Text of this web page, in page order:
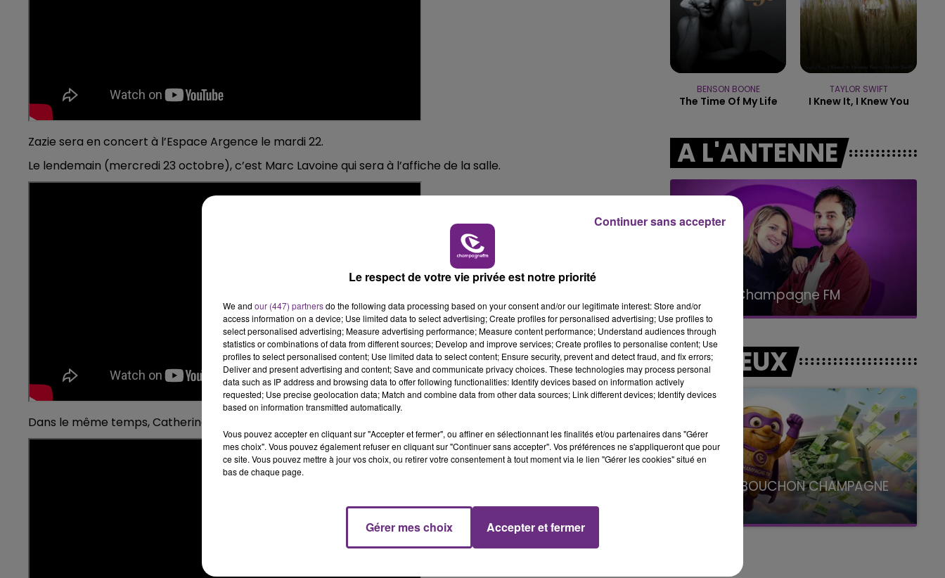
Zazie sera en concert à l’Espace Argence le mardi 22.
Le lendemain (mercredi 23 octobre), c’est Marc Lavoine qui sera à l’affiche de la salle.
Dans le même temps, Catherine Ringer viendra chanter les Rita Mitsouko au Théâtre de Champagne.
BENSON BOONE
The Time Of My Life
TAYLOR SWIFT
I Knew It, I Knew You
A L'ANTENNE
14h00 - 15h00
Le Club Champagne FM
LES JEUX
LE SUPER BOUCHON CHAMPAGNE
avec La Famille Champagne FM, à 8H10
Le respect de votre vie privée est notre priorité
We and our (447) partnersdo the following data processing based on your consent and/or our legitimate interest: Store and/or
access information on a device; Use limited data to select advertising; Create profiles for personalised advertising; Use profiles to
select personalised advertising; Measure advertising performance; Measure content performance; Understand audiences through
statistics or combinations of data from different sources; Develop and improve services; Create profiles to personalise content; Use
profiles to select personalised content; Use limited data to select content; Ensure security, prevent and detect fraud, and fix errors;
Deliver and present advertising and content; Save and communicate privacy choices. These technologies may process personal
data such as IP address and browsing data to offer following functionalities: Identify devices based on information actively
requested; Use precise geolocation data; Match and combine data from other data sources; Link different devices; Identify devices
based on information transmitted automatically.
Vous pouvez accepter en cliquant sur "Accepter et fermer", ou affiner en sélectionnant les finalités et/ou partenaires dans "Gérer
mes choix". Vous pouvez également refuser en cliquant sur "Continuer sans accepter". Vos préférences ne s'appliqueront que pour
ce site. Vous pouvez mettre à jour vos choix, ou retirer votre consentement à tout moment via le lien "Gérer les cookies" situé en
bas de chaque page.
Gérer mes choix Accepter et fermer
Continuer sans accepter